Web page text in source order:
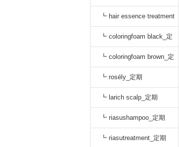
┗ hair essence treatment
dr_定期
┗ coloringfoam black_定
期
┗ coloringfoam brown_定
期
┗ rosély_定期
┗ larich scalp_定期
┗ riasushampoo_定期
┗ riasutreatment_定期